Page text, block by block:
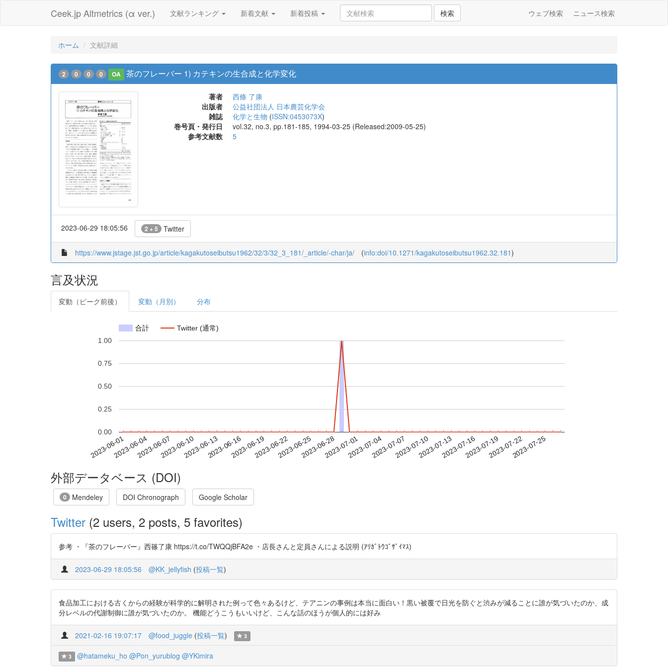
Ceek.jp Altmetrics (α ver.) 文献ランキング 新着文献 新着投稿 検索 ウェブ検索 ニュース検索
ホーム 文献詳細
2 0 0 0 OA 茶のフレーバー 1) カテキンの生合成と化学変化
著者
西條 了康
出版者
公益社団法人 日本農芸化学会
雑誌
化学と生物 (ISSN:0453073X)
巻号頁・発行日
vol.32, no.3, pp.181-185, 1994-03-25 (Released:2009-05-25)
参考文献数
5
2023-06-29 18:05:56 2 + 5 Twitter
https://www.jstage.jst.go.jp/article/kagakutoseibutsu1962/32/3/32_3_181/_article/-char/ja/ (info:doi/10.1271/kagakutoseibutsu1962.32.181)
言及状況
変動（ピーク前後） 変動（月別） 分布
合計 Twitter (通常)
2023-06-012023-06-042023-06-072023-06-102023-06-132023-06-162023-06-192023-06-222023-06-252023-06-282023-07-012023-07-042023-07-072023-07-102023-07-132023-07-162023-07-192023-07-222023-07-25
0.00
0.25
0.50
0.75
1.00
外部データベース (DOI)
0 Mendeley DOI Chronograph Google Scholar
Twitter (2 users, 2 posts, 5 favorites)
参考 ・『茶のフレーバー』西篠了康 https://t.co/TWQQjBFA2e ・店長さんと定員さんによる説明 (ｱﾘｶﾞﾄｳｺﾞｻﾞｲﾏｽ)
2023-06-29 18:05:56 @KK_jellyfish (投稿一覧)
食品加工における古くからの経験が科学的に解明された例って色々あるけど、テアニンの事例は本当に面白い！黒い被覆で日光を防ぐと渋みが減ることに誰が気づいたのか、成
分レベルの代謝制御に誰が気づいたのか。 機能どうこうもいいけど、こんな話のほうが個人的には好み
2021-02-16 19:07:17 @food_juggle (投稿一覧) 3
3 @hatameku_ho @Pon_yurublog @YKimira